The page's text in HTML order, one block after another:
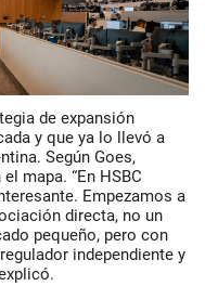
de expansión
y que ya lo llevó a
Según Goes,
mapa. “En HSBC
Empezamos a
directa, no un
pequeño, pero con
independiente y